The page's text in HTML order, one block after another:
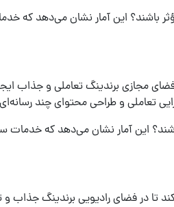
مجازی برندینگ تعاملی و جذاب
تعاملی و طراحی محتوای چند
خدمات
در فضای رادیویی برندینگ جذاب و